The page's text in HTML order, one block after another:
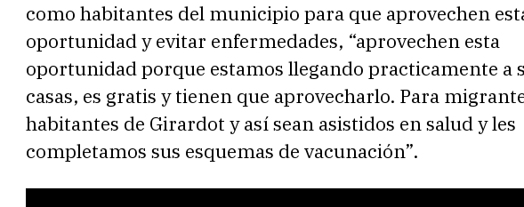
como habitantes del municipio para que aprovechen
oportunidad y evitar enfermedades, “aprovechen esta
oportunidad porque estamos llegando practicamente a
casas, es gratis y tienen que aprovecharlo. Para
habitantes de Girardot y así sean asistidos en salud y les
completamos sus esquemas de vacunación”.